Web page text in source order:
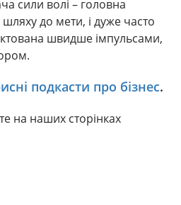
сили волі – головна
до мети, і дуже часто
швидше імпульсами,
подкасти про бізнес.
на наших сторінках